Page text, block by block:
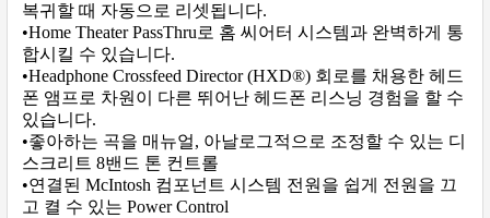
복귀할 때 자동으로 리셋됩니다.
•Home Theater PassThru로 홈 씨어터 시스템과 완벽하게 통
합시킬 수 있습니다.
•Headphone Crossfeed Director (HXD®) 회로를 채용한 헤드
폰 앰프로 차원이 다른 뛰어난 헤드폰 리스닝 경험을 할 수
있습니다.
•좋아하는 곡을 매뉴얼, 아날로그적으로 조정할 수 있는 디
스크리트 8밴드 톤 컨트롤
•연결된 McIntosh 컴포넌트 시스템 전원을 쉽게 전원을 끄
고 켤 수 있는 Power Control